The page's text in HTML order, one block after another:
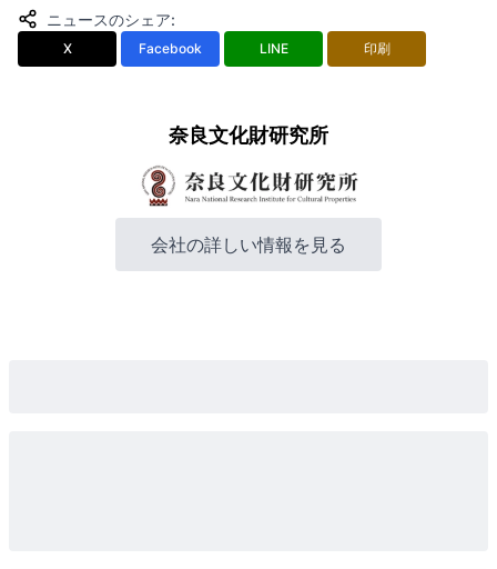
ニュースのシェア:
X Facebook LINE 印刷
奈良文化財研究所
会社の詳しい情報を見る